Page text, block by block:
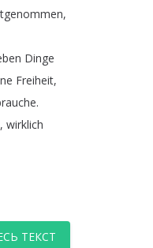
,
Dinge
Freiheit,
.
, wirklich
ТЕКСТ